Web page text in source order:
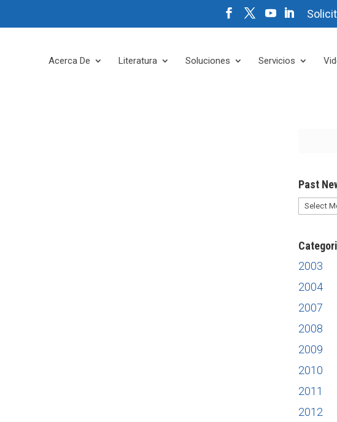
Acerca De Literatura Soluciones Servicios
Past
Past
2003
2004
2007
2008
2009
2010
2011
2012